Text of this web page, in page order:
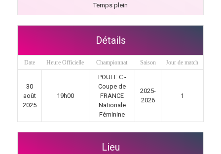
Temps plein
Détails
Date Heure Officielle Championnat Saison Jour de match
30
août
2025
19h00
POULE C -
Coupe de
FRANCE
Nationale
Féminine
2025-
2026
1
Lieu